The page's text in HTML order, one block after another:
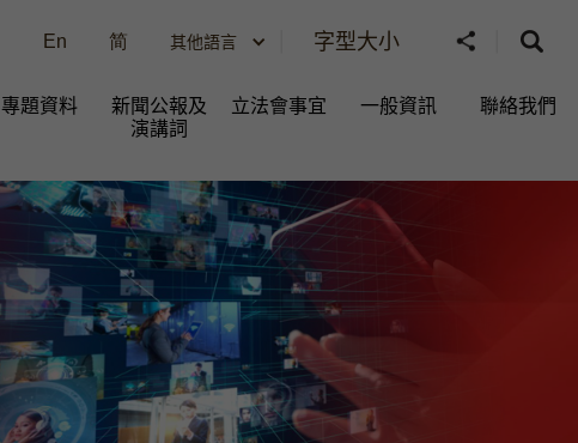
En 简 其他語言 字型大小
專題資料
新聞公報及
演講詞
立法會事宜 一般資訊​ 聯絡我們